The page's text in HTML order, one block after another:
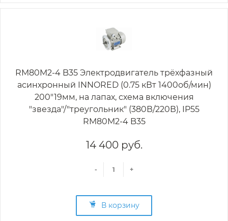
RM80M2-4 B35 Электродвигатель трёхфазный
асинхронный INNORED (0.75 кВт 1400об/мин)
200"19мм, на лапах, схема включения
"звезда"/"треугольник" (380В/220В), IP55
RM80M2-4 B35
14 400 руб.
- +
В корзину